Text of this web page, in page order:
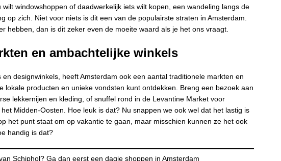
windowshoppen of daadwerkelijk iets wilt kopen, een wandeling langs de
op zich. Niet voor niets is dit een van de populairste straten in Amsterdam.
hebben, dan is dit zeker even de moeite waard als je het ons vraagt.
en ambachtelijke winkels
designwinkels, heeft Amsterdam ook een aantal traditionele markten en
lokale producten en unieke vondsten kunt ontdekken. Breng een bezoek aan
lekkernijen en kleding, of snuffel rond in de Levantine Market voor
Midden-Oosten. Hoe leuk is dat? Nu snappen we ook wel dat het lastig is
het punt staat om op vakantie te gaan, maar misschien kunnen ze het ook
handig is dat?
Schiphol? Ga dan eerst een dagje shoppen in Amsterdam